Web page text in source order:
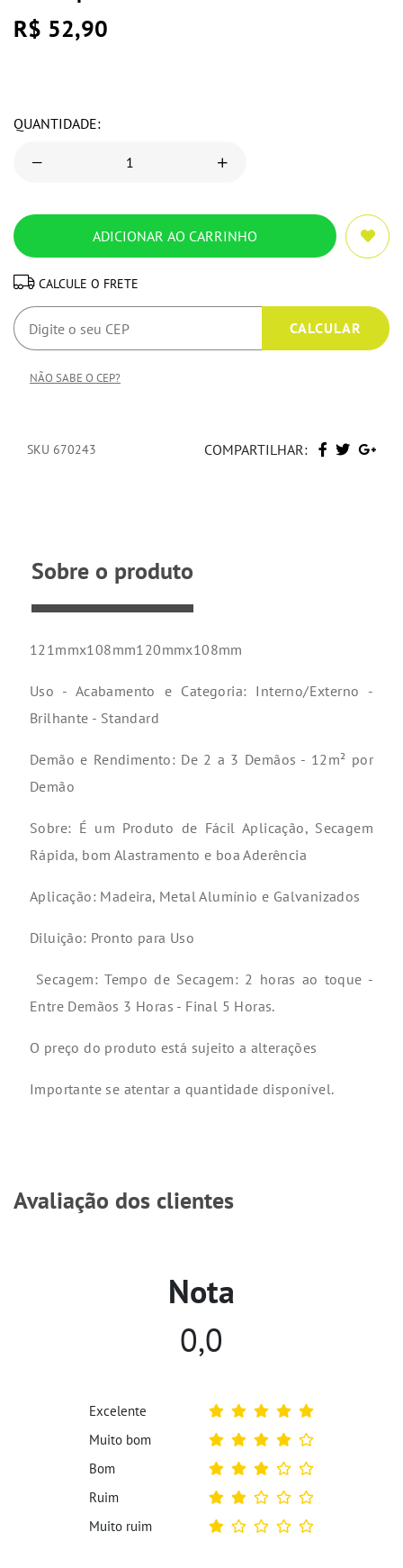
R$ 52,90
QUANTIDADE:
CALCULE O FRETE
NÃO SABE O CEP?
SKU 670243 COMPARTILHAR:
Sobre o produto
121mmx108mm120mmx108mm
Uso - Acabamento e Categoria: Interno/Externo -
Brilhante - Standard
Demão e Rendimento: De 2 a 3 Demãos - 12m² por
Demão
Sobre: É um Produto de Fácil Aplicação, Secagem
Rápida, bom Alastramento e boa Aderência
Aplicação: Madeira, Metal Alumínio e Galvanizados
Diluição: Pronto para Uso
Secagem: Tempo de Secagem: 2 horas ao toque -
Entre Demãos 3 Horas - Final 5 Horas.
O preço do produto está sujeito a alterações
Importante se atentar a quantidade disponível.
Avaliação dos clientes
Nota
0,0
Excelente
Muito bom
Bom
Ruim
Muito ruim